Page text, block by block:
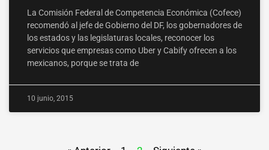
La Comisión Federal de Competencia Económica (Cofece)
recomendó al jefe de Gobierno del DF, los gobernadores de
los estados y las legislaturas locales, reconocer los
servicios que empresas como Uber y Cabify ofrecen a los
mexicanos, porque se trata de
10 junio, 2015